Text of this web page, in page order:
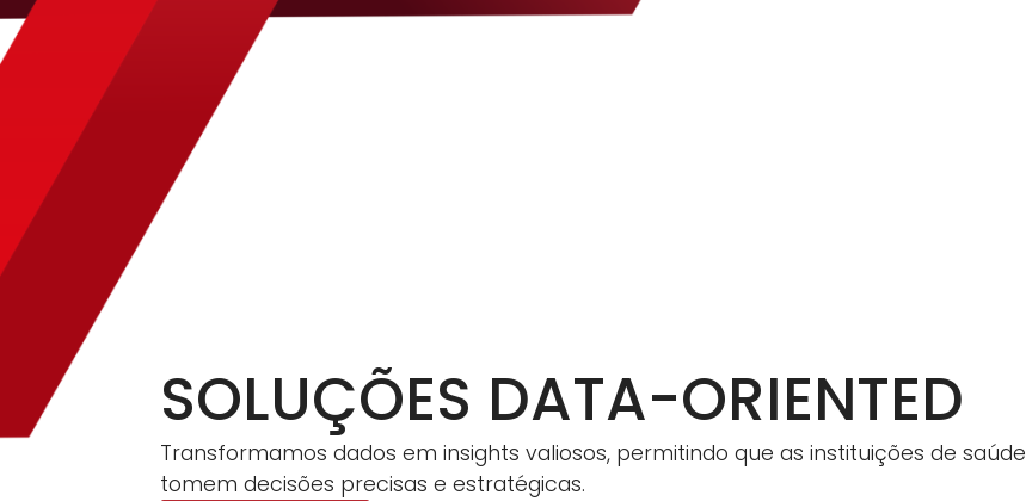
SOLUÇÕES DATA-ORIENTED
Transformamos dados em insights valiosos, permitindo que as instituições de saúde
tomem decisões precisas e estratégicas.